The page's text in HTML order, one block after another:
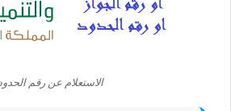
الاستعلام عن رقم الحدود